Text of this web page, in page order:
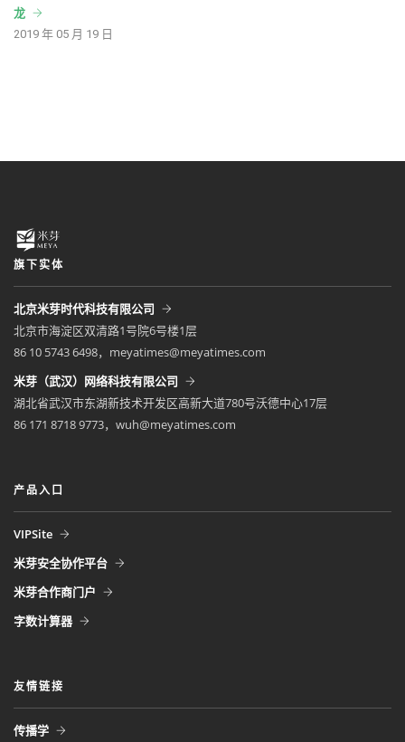
龙
2019 年 05 月 19 日
旗下实体
北京米芽时代科技有限公司
北京市海淀区双清路1号院6号楼1层
86 10 5743 6498，meyatimes@meyatimes.com
米芽（武汉）网络科技有限公司
湖北省武汉市东湖新技术开发区高新大道780号沃德中心17层
86 171 8718 9773，wuh@meyatimes.com
产品入口
VIPSite
米芽安全协作平台
米芽合作商门户
字数计算器
友情链接
传播学